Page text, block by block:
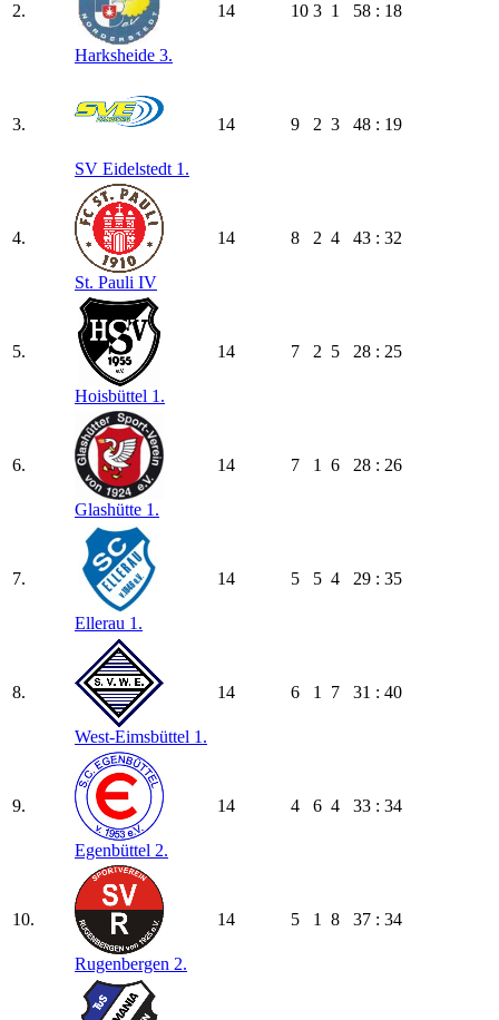
2.
Harksheide 3.
14 10 3 1 58 : 18
3.
SV Eidelstedt 1.
14 9 2 3 48 : 19
4.
St. Pauli IV
14 8 2 4 43 : 32
5.
Hoisbüttel 1.
14 7 2 5 28 : 25
6.
Glashütte 1.
14 7 1 6 28 : 26
7.
Ellerau 1.
14 5 5 4 29 : 35
8.
West-Eimsbüttel 1.
14 6 1 7 31 : 40
9.
Egenbüttel 2.
14 4 6 4 33 : 34
10.
Rugenbergen 2.
14 5 1 8 37 : 34